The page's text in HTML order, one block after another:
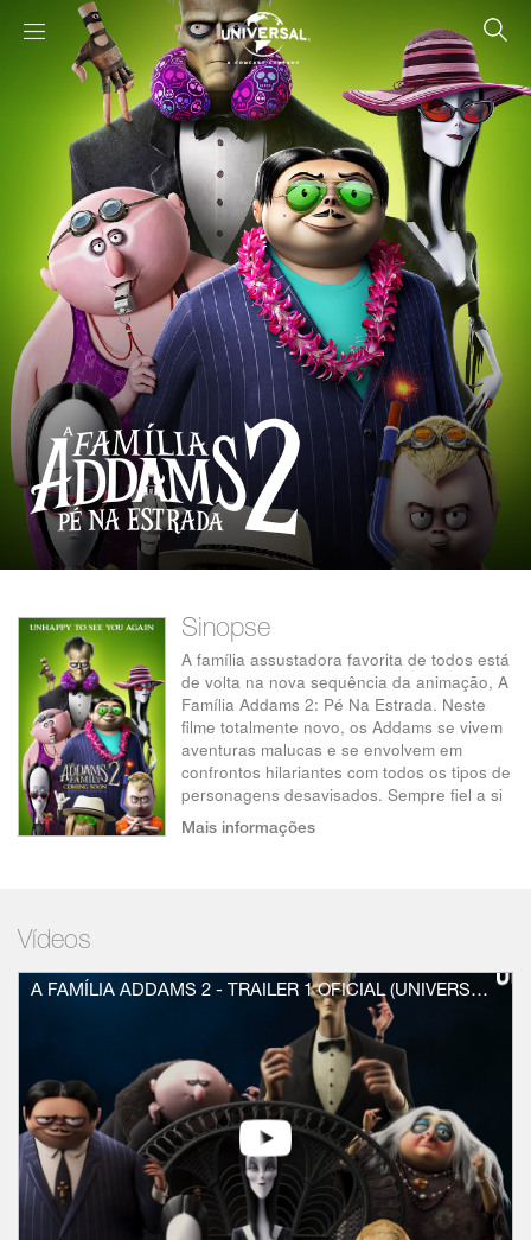
Sinopse
A família assustadora favorita de todos está
de volta na nova sequência da animação, A
Família Addams 2: Pé Na Estrada. Neste
filme totalmente novo, os Addams se vivem
aventuras malucas e se envolvem em
confrontos hilariantes com todos os tipos de
personagens desavisados. Sempre fiel a si
mesma, a Família Addams traz seu ícone
fantasmagórico e excêntrico aonde quer
Mais informações
Vídeos
A FAMÍLIA ADDAMS 2 - TRAILER 1 OFICIAL (UNIVERSAL PICTURES) HD